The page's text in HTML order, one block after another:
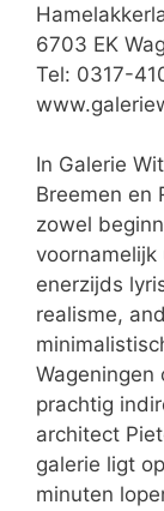
6703 EK
Tel: 0317-
In Galerie
Breemen en
zowel
enerzijds
realisme,
Wageningen
prachtig
architect
galerie ligt
minuten